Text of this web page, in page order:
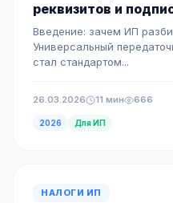
реквизитов и
Введение: зачем ИП
Универсальный
стал стандартом...
26.03.2026 11 мин 666
2026 Для ИП
НАЛОГИ ИП